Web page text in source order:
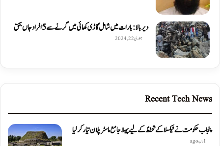
دیربالا: بارات میں شامل گاڑی کھائی میں گرنے سے 5 افراد جاں بحق
جنوری 22, 2024
Recent Tech News
پنجاب حکومت نے ٹیکسلا کے تحفظ کے لیے پہلا جامع ماسٹر پلان تیار کر لیا
1 دن ago